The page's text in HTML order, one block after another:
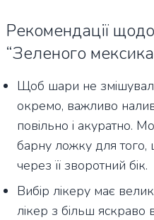
Рекомендації
“Зеленого
Щоб шари не
окремо, важливо
повільно і акуратно.
барну ложку для того,
через її зворотний бік.
Вибір лікеру має
лікер з більш